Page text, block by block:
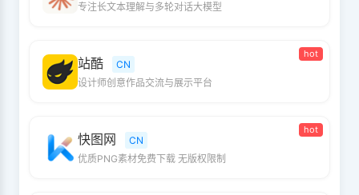
专注长文本理解与多轮对话大模型
hot
站酷
CN
设计师创意作品交流与展示平台
hot
快图网
CN
优质PNG素材免费下载 无版权限制